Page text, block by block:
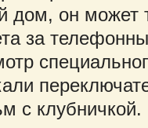
он может
за
с клубничкой.